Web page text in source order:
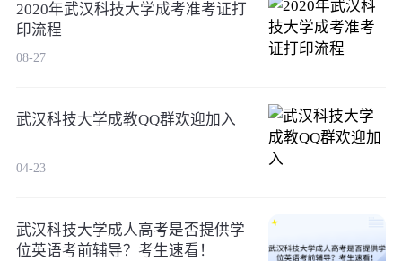
2020年武汉科技大学成考准考证打
印流程
08-27
武汉科技大学成教QQ群欢迎加入
04-23
武汉科技大学成人高考是否提供学
位英语考前辅导？考生速看！